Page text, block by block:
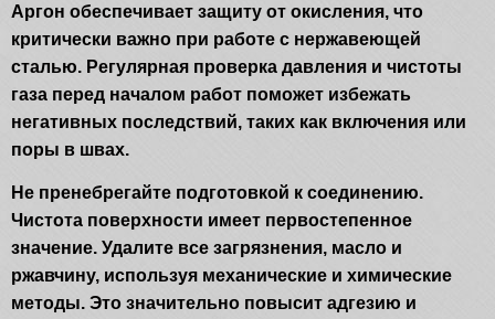
Аргон обеспечивает защиту от окисления, что
критически важно при работе с нержавеющей
сталью. Регулярная проверка давления и чистоты
газа перед началом работ поможет избежать
негативных последствий, таких как включения или
поры в швах.
Не пренебрегайте подготовкой к соединению.
Чистота поверхности имеет первостепенное
значение. Удалите все загрязнения, масло и
ржавчину, используя механические и химические
методы. Это значительно повысит адгезию и